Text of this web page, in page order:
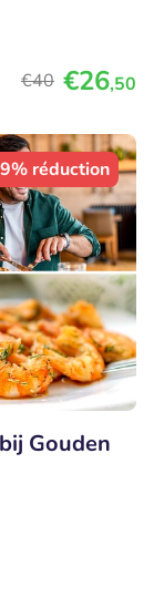
€40 €26,50
réduction
Gouden